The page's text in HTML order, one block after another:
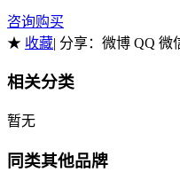
咨询购买
★ 收藏| 分享： 微博 QQ 微
相关分类
暂无
同类其他品牌